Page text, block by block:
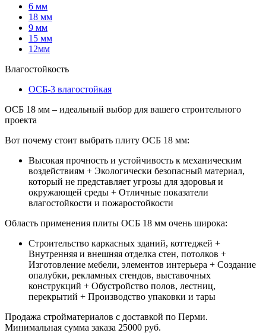
6 мм
18 мм
9 мм
15 мм
12мм
Влагостойкость
ОСБ-3 влагостойкая
ОСБ 18 мм – идеальный выбор для вашего строительного
проекта
Вот почему стоит выбрать плиту ОСБ 18 мм:
Высокая прочность и устойчивость к механическим
воздействиям + Экологически безопасный материал,
который не представляет угрозы для здоровья и
окружающей среды + Отличные показатели
влагостойкости и пожаростойкости
Область применения плиты ОСБ 18 мм очень широка:
Строительство каркасных зданий, коттеджей +
Внутренняя и внешняя отделка стен, потолков +
Изготовление мебели, элементов интерьера + Создание
опалубки, рекламных стендов, выставочных
конструкций + Обустройство полов, лестниц,
перекрытий + Производство упаковки и тары
Продажа стройматериалов с доставкой по Перми.
Минимальная сумма заказа 25000 руб.